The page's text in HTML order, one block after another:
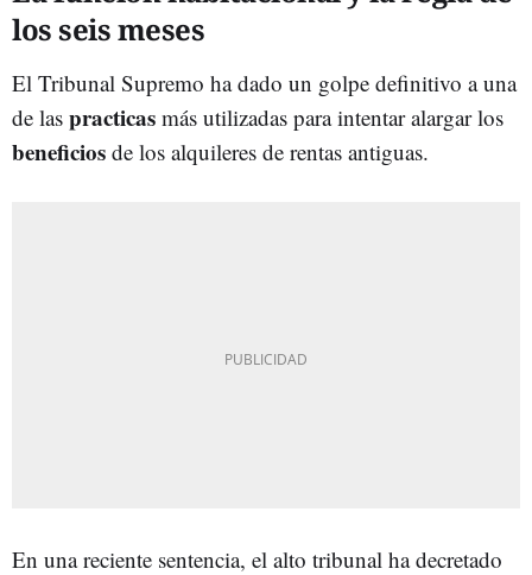
los seis meses
El Tribunal Supremo ha dado un golpe definitivo a una
de las practicas más utilizadas para intentar alargar los
beneficios de los alquileres de rentas antiguas.
En una reciente sentencia, el alto tribunal ha decretado